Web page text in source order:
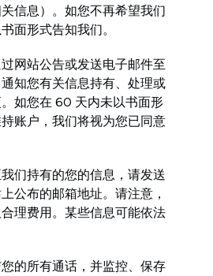
信息）。如您不再希望我们
面形式告知我们。
网站公告或发送电子邮件至
知您有关信息持有、处理或
如您在 60 天内未以书面形
账户，我们将视为您已同意
们持有的您的信息，请发送
公布的邮箱地址。请注意，
理费用。某些信息可能依法
的所有通话，并监控、保存